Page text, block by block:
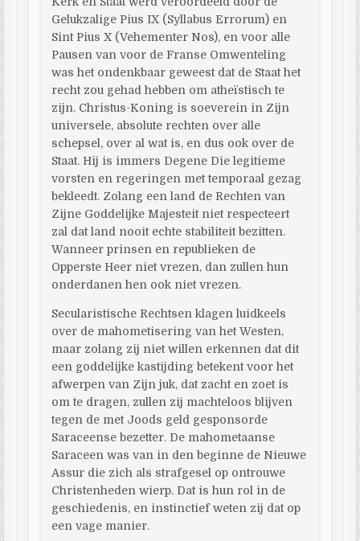
Gelukzalige Pius IX (Syllabus Errorum) en
Sint Pius X (Vehementer Nos), en voor alle
Pausen van voor de Franse Omwenteling
was het ondenkbaar geweest dat de Staat het
recht zou gehad hebben om atheïstisch te
zijn. Christus-Koning is soeverein in Zijn
universele, absolute rechten over alle
schepsel, over al wat is, en dus ook over de
Staat. Hij is immers Degene Die legitieme
vorsten en regeringen met temporaal gezag
bekleedt. Zolang een land de Rechten van
Zijne Goddelijke Majesteit niet respecteert
zal dat land nooit echte stabiliteit bezitten.
Wanneer prinsen en republieken de
Opperste Heer niet vrezen, dan zullen hun
onderdanen hen ook niet vrezen.
Secularistische Rechtsen klagen luidkeels
over de mahometisering van het Westen,
maar zolang zij niet willen erkennen dat dit
een goddelijke kastijding betekent voor het
afwerpen van Zijn juk, dat zacht en zoet is
om te dragen, zullen zij machteloos blijven
tegen de met Joods geld gesponsorde
Saraceense bezetter. De mahometaanse
Saraceen was van in den beginne de Nieuwe
Assur die zich als strafgesel op ontrouwe
Christenheden wierp. Dat is hun rol in de
geschiedenis, en instinctief weten zij dat op
een vage manier.